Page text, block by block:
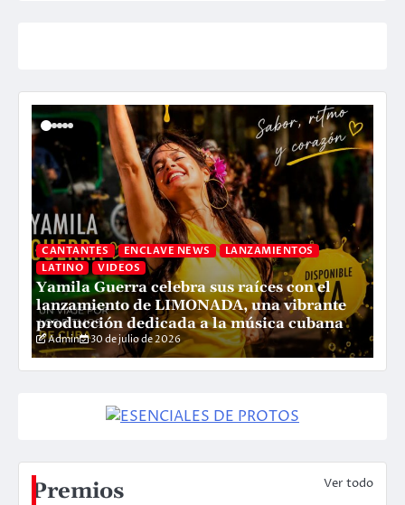
CANTANTES ENCLAVE NEWS
LANZAMIENTOS
LATINO
VIDEOS
Yamila Guerra celebra sus raíces con el
lanzamiento de LIMONADA, una vibrante
producción dedicada a la música cubana
Admin 30 de julio de 2026
Premios Ver todo